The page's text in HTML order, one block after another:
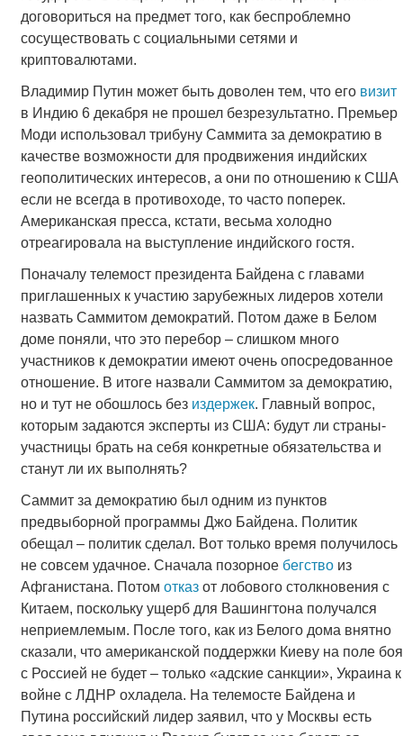
договориться на предмет того, как беспроблемно
сосуществовать с социальными сетями и
криптовалютами.
Владимир Путин может быть доволен тем, что его визит
в Индию 6 декабря не прошел безрезультатно. Премьер
Моди использовал трибуну Саммита за демократию в
качестве возможности для продвижения индийских
геополитических интересов, а они по отношению к США
если не всегда в противоходе, то часто поперек.
Американская пресса, кстати, весьма холодно
отреагировала на выступление индийского гостя.
Поначалу телемост президента Байдена с главами
приглашенных к участию зарубежных лидеров хотели
назвать Саммитом демократий. Потом даже в Белом
доме поняли, что это перебор – слишком много
участников к демократии имеют очень опосредованное
отношение. В итоге назвали Саммитом за демократию,
но и тут не обошлось без издержек. Главный вопрос,
которым задаются эксперты из США: будут ли страны-
участницы брать на себя конкретные обязательства и
станут ли их выполнять?
Саммит за демократию был одним из пунктов
предвыборной программы Джо Байдена. Политик
обещал – политик сделал. Вот только время получилось
не совсем удачное. Сначала позорное бегствоиз
Афганистана. Потом отказот лобового столкновения с
Китаем, поскольку ущерб для Вашингтона получался
неприемлемым. После того, как из Белого дома внятно
сказали, что американской поддержки Киеву на поле боя
с Россией не будет – только «адские санкции», Украина к
войне с ЛДНР охладела. На телемосте Байдена и
Путина российский лидер заявил, что у Москвы есть